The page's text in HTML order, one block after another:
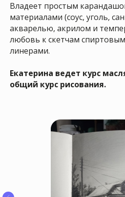
Владеет простым
материалами (соус, уголь,
акварелью, акрилом и
любовь к скетчам
линерами.
Екатерина ведет курс
общий курс рисования.